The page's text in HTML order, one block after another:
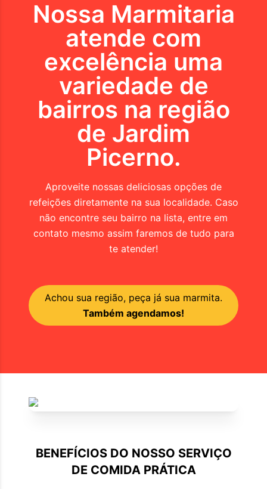
Nossa Marmitaria
atende com
excelência uma
variedade de
bairros na região
de Jardim
Picerno.
Aproveite nossas deliciosas opções de
refeições diretamente na sua localidade. Caso
não encontre seu bairro na lista, entre em
contato mesmo assim faremos de tudo para
te atender!
Achou sua região, peça já sua marmita.
Também agendamos!
BENEFÍCIOS DO NOSSO SERVIÇO
DE COMIDA PRÁTICA